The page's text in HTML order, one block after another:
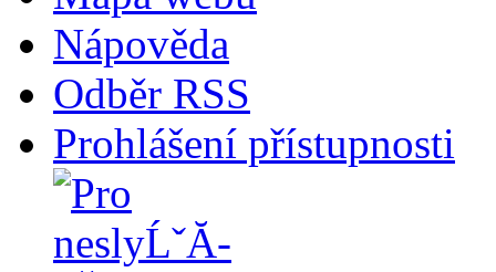
Nápověda
Odběr RSS
Prohlášení přístupnosti